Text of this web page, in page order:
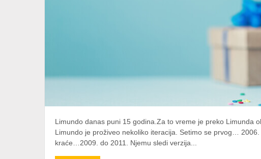
Limundo danas puni 15 godina.Za to vreme je preko Limunda
Limundo je proživeo nekoliko iteracija. Setimo se prvog…
kraće…2009. do 2011. Njemu sledi verzija...